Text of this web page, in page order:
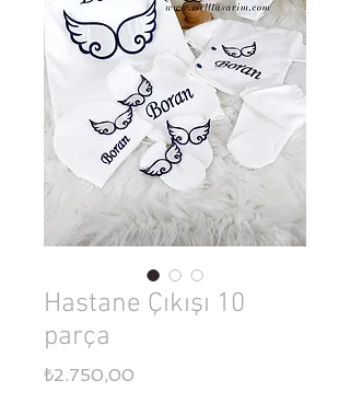
Hastane Çıkışı 10
parça
₺2.750,00